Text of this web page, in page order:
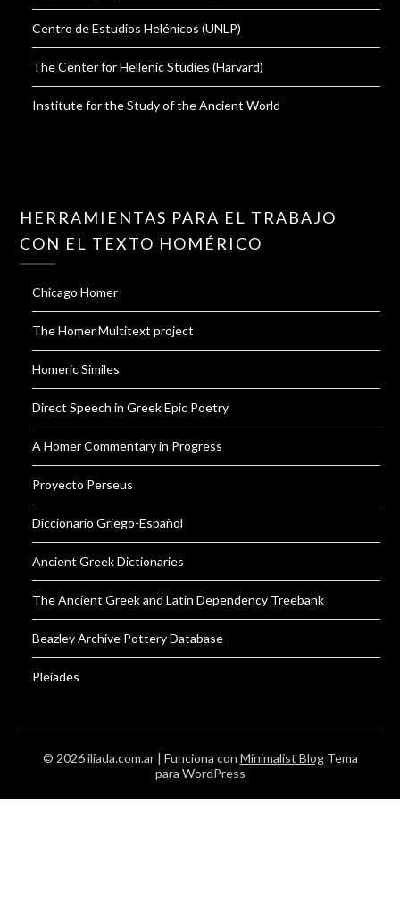
Centro de Estudios Helénicos (UNLP)
The Center for Hellenic Studies (Harvard)
Institute for the Study of the Ancient World
HERRAMIENTAS PARA EL TRABAJO
CON EL TEXTO HOMÉRICO
Chicago Homer
The Homer Multitext project
Homeric Similes
Direct Speech in Greek Epic Poetry
A Homer Commentary in Progress
Proyecto Perseus
Diccionario Griego-Español
Ancient Greek Dictionaries
The Ancient Greek and Latin Dependency Treebank
Beazley Archive Pottery Database
Pleiades
© 2026 iliada.com.ar | Funciona con Minimalist BlogTema
para WordPress